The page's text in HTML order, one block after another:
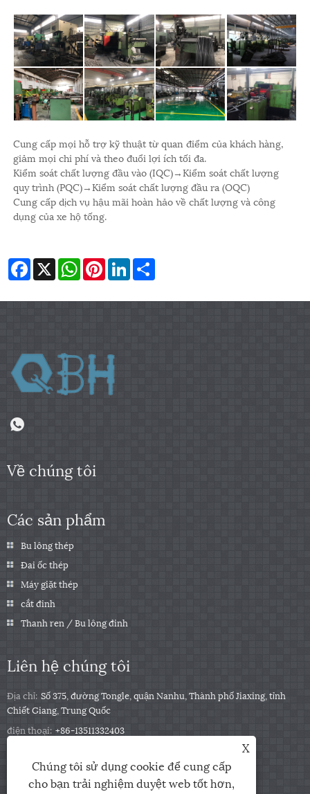
Cung cấp mọi hỗ trợ kỹ thuật từ quan điểm của khách hàng,
giảm mọi chi phí và theo đuổi lợi ích tối đa.
Kiểm soát chất lượng đầu vào (IQC)→Kiểm soát chất lượng
quy trình (PQC)→Kiểm soát chất lượng đầu ra (OQC)
Cung cấp dịch vụ hậu mãi hoàn hảo về chất lượng và công
dụng của xe hộ tống.
Facebook
X WhatsAppPinterestLinkedIn
Về chúng tôi
Các sản phẩm
Bu lông thép
Đai ốc thép
Máy giặt thép
cắt đinh
Thanh ren / Bu lông đinh
Liên hệ chúng tôi
Địa chỉ: Số 375, đường Tongle, quận Nanhu, Thành phố Jiaxing, tỉnh
Chiết Giang, Trung Quốc
điện thoại: +86-13511332403
E-mail: sales@qbfastener.cn
X
Chúng tôi sử dụng cookie để cung cấp
cho bạn trải nghiệm duyệt web tốt hơn,